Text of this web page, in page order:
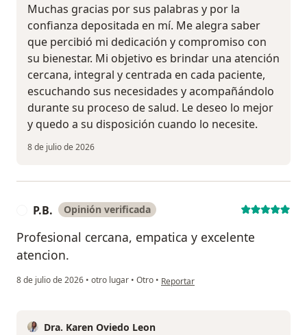
Muchas gracias por sus palabras y por la
confianza depositada en mí. Me alegra saber
que percibió mi dedicación y compromiso con
su bienestar. Mi objetivo es brindar una atención
cercana, integral y centrada en cada paciente,
escuchando sus necesidades y acompañándolo
durante su proceso de salud. Le deseo lo mejor
y quedo a su disposición cuando lo necesite.
8 de julio de 2026
P.B. Opinión verificada
Profesional cercana, empatica y excelente
atencion.
8 de julio de 2026 • otro lugar • Otro • en opinión del usuario P.B.
Reportar
Dra. Karen Oviedo Leon